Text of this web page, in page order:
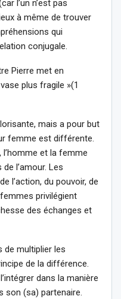
l’un n’est pas
à même de trouver
qui
conjugale.
Pierre met en
plus fragile »(1
mais a pour but
femme est différente.
et la femme
l’amour. Les
l’action, du pouvoir, de
privilégient
des échanges et
de multiplier les
de la différence.
dans la manière
son (sa) partenaire.